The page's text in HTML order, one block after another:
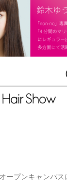
ープンキャンパス